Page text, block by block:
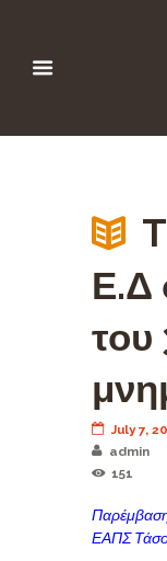
Ε.Δ
του
July 7,
admin
151
ΕΑΠΣ